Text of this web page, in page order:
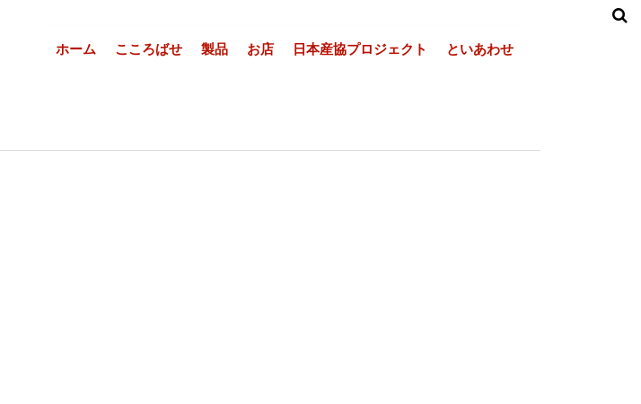
ホーム こころばせ 製品 お店 日本産協プロジェクト といあわせ